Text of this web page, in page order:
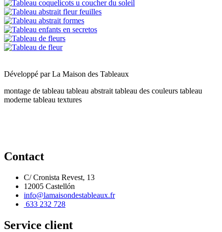
Développé parLa Maison des Tableaux
montage de tableau tableau abstrait tableau des couleurs tableau
moderne tableau textures
Contact
C/ Cronista Revest, 13
12005 Castellón
info@lamaisondestableaux.fr
633 232 728
Service client